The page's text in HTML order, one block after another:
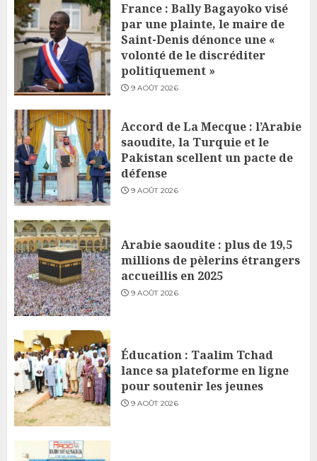
France : Bally Bagayoko visé
par une plainte, le maire de
Saint-Denis dénonce une «
volonté de le discréditer
politiquement »
9 AOÛT 2026
Accord de La Mecque : l’Arabie
saoudite, la Turquie et le
Pakistan scellent un pacte de
défense
9 AOÛT 2026
Arabie saoudite : plus de 19,5
millions de pèlerins étrangers
accueillis en 2025
9 AOÛT 2026
Éducation : Taalim Tchad
lance sa plateforme en ligne
pour soutenir les jeunes
9 AOÛT 2026